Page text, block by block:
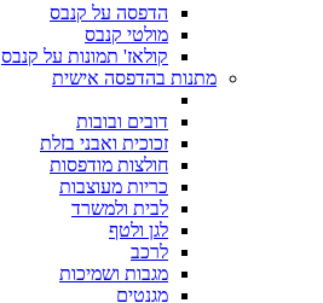
הדפסה על קנבס
מולטי קנבס
קולאז' תמונות על קנבס
מתנות בהדפסה אישית
דובים ובובות
זכוכית ואבני בזלת
חולצות מודפסות
כריות מעוצבות
לבית ולמשרד
לגן ולטף
לרכב
מגבות ושמיכות
מגנטים